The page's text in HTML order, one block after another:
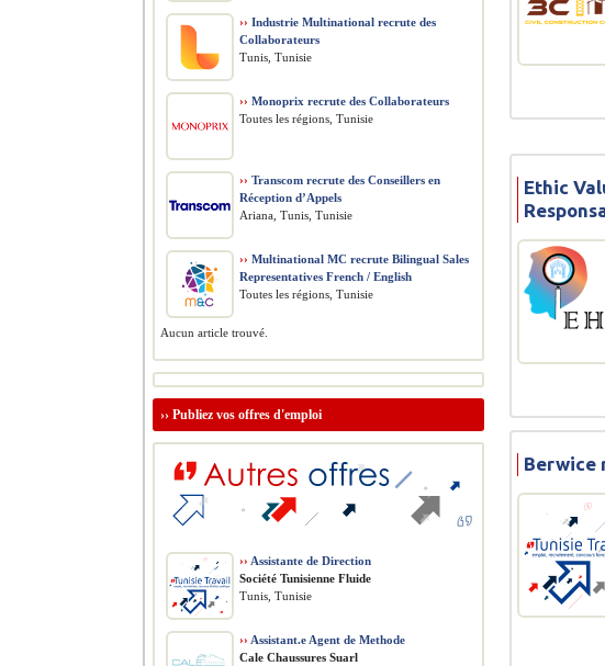
Ethic
Berwice
›› Industrie Multinational recrute des
Collaborateurs
Tunis, Tunisie
›› Monoprix recrute des Collaborateurs
Toutes les régions, Tunisie
›› Transcom recrute des Conseillers en
Réception d’Appels
Ariana, Tunis, Tunisie
›› Multinational MC recrute Bilingual Sales
Representatives French / English
Toutes les régions, Tunisie
Aucun article trouvé.
›› Publiez vos offres d'emploi
›› Assistante de Direction
Société Tunisienne Fluide
Tunis, Tunisie
›› Assistant.e Agent de Methode
Cale Chaussures Suarl